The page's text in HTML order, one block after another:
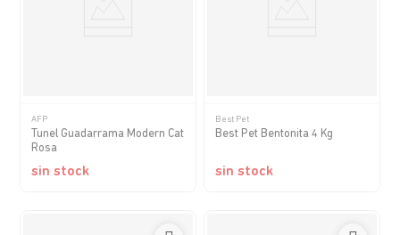
AFP
Tunel Guadarrama Modern Cat
Rosa
sin stock
Best Pet
Best Pet Bentonita 4 Kg
sin stock